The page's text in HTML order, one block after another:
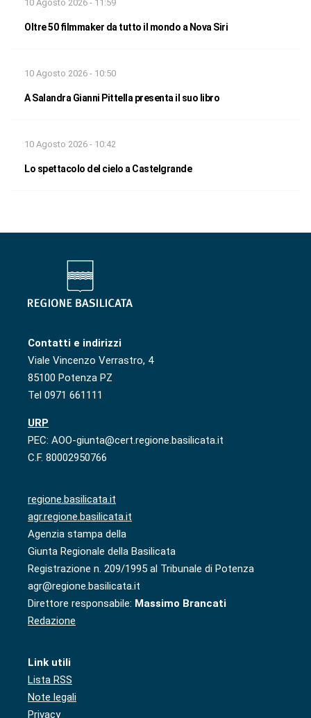
10 Agosto 2026 - 11:59
Oltre 50 filmmaker da tutto il mondo a Nova Siri
10 Agosto 2026 - 10:50
A Salandra Gianni Pittella presenta il suo libro
10 Agosto 2026 - 10:42
Lo spettacolo del cielo a Castelgrande
Contatti e indirizzi
Viale Vincenzo Verrastro, 4
85100 Potenza PZ
Tel 0971 661111
URP
PEC: AOO-giunta@cert.regione.basilicata.it
C.F. 80002950766
regione.basilicata.it
agr.regione.basilicata.it
Agenzia stampa della
Giunta Regionale della Basilicata
Registrazione n. 209/1995 al Tribunale di Potenza
agr@regione.basilicata.it
Direttore responsabile: Massimo Brancati
Redazione
Link utili
Lista RSS
Note legali
Privacy